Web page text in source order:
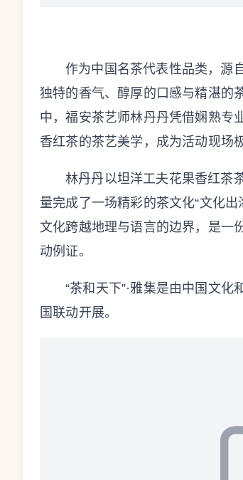
作为中国名茶代表性品类，源
独特的香气、醇厚的口感与精湛的
中，福安茶艺师林丹丹凭借娴熟专
香红茶的茶艺美学，成为活动现场
林丹丹以坦洋工夫花果香红茶
量完成了一场精彩的茶文化“文化
文化跨越地理与语言的边界，是一
动例证。
“茶和天下”·雅集是由中国文
国联动开展。